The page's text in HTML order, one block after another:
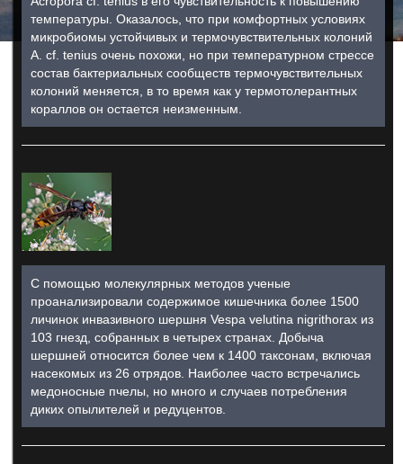
температуры. Оказалось, что при комфортных условиях
микробиомы устойчивых и термочувствительных колоний
A. cf. tenius очень похожи, но при температурном стрессе
состав бактериальных сообществ термочувствительных
колоний меняется, в то время как у термотолерантных
кораллов он остается неизменным.
С помощью молекулярных методов ученые
проанализировали содержимое кишечника более 1500
личинок инвазивного шершня Vespa velutina nigrithorax из
103 гнезд, собранных в четырех странах. Добыча
шершней относится более чем к 1400 таксонам, включая
насекомых из 26 отрядов. Наиболее часто встречались
медоносные пчелы, но много и случаев потребления
диких опылителей и редуцентов.